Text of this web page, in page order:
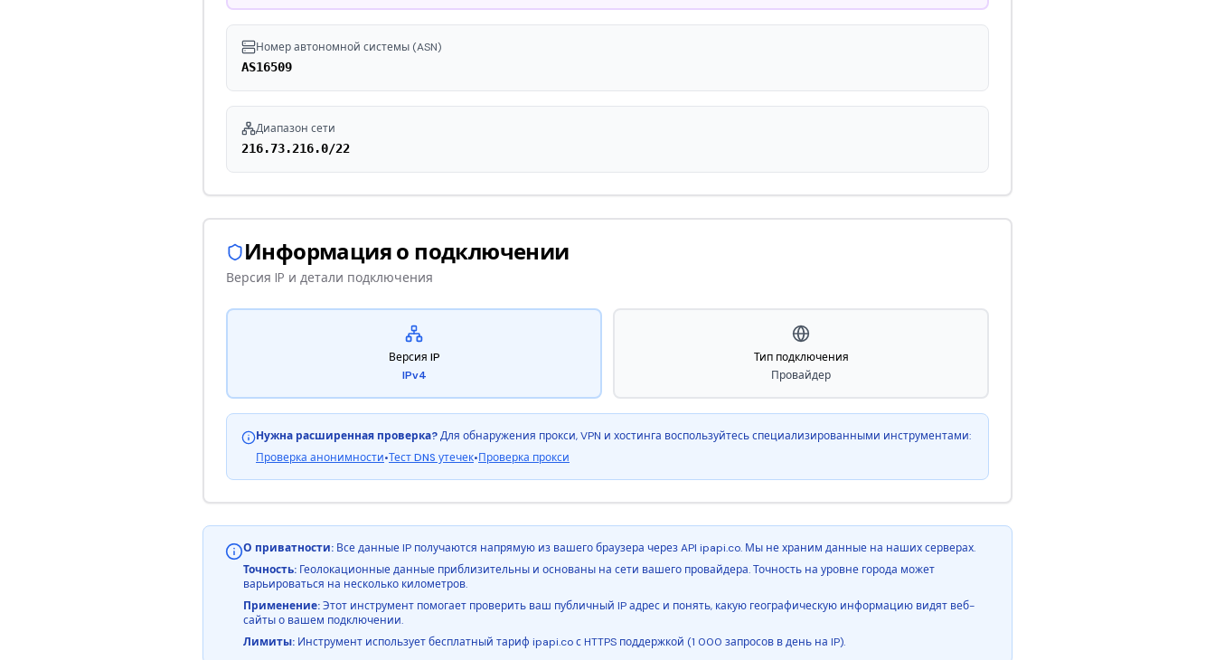
Номер автономной системы (ASN)
AS16509
Диапазон сети
216.73.216.0/22
Информация о подключении
Версия IP и детали подключения
Версия IP
IPv4
Тип подключения
Провайдер
Нужна расширенная проверка?Для обнаружения прокси, VPN и хостинга воспользуйтесь специализированными инструментами:
Проверка анонимности•Тест DNS утечек•Проверка прокси
О приватности: Все данные IP получаются напрямую из вашего браузера через API ipapi.co. Мы не храним данные на наших серверах.
Точность: Геолокационные данные приблизительны и основаны на сети вашего провайдера. Точность на уровне города может
варьироваться на несколько километров.
Применение:Этот инструмент помогает проверить ваш публичный IP адрес и понять, какую географическую информацию видят веб-
сайты о вашем подключении.
Лимиты: Инструмент использует бесплатный тариф ipapi.co с HTTPS поддержкой (1 000 запросов в день на IP).